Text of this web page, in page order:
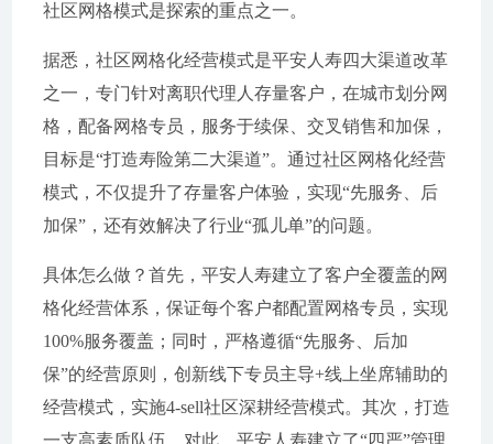
社区网格模式是探索的重点之一。
据悉，社区网格化经营模式是平安人寿四大渠道改革
之一，专门针对离职代理人存量客户，在城市划分网
格，配备网格专员，服务于续保、交叉销售和加保，
目标是“打造寿险第二大渠道”。通过社区网格化经营
模式，不仅提升了存量客户体验，实现“先服务、后
加保”，还有效解决了行业“孤儿单”的问题。
具体怎么做？首先，平安人寿建立了客户全覆盖的网
格化经营体系，保证每个客户都配置网格专员，实现
100%服务覆盖；同时，严格遵循“先服务、后加
保”的经营原则，创新线下专员主导+线上坐席辅助的
经营模式，实施4-sell社区深耕经营模式。其次，打造
一支高素质队伍。对此，平安人寿建立了“四严”管理